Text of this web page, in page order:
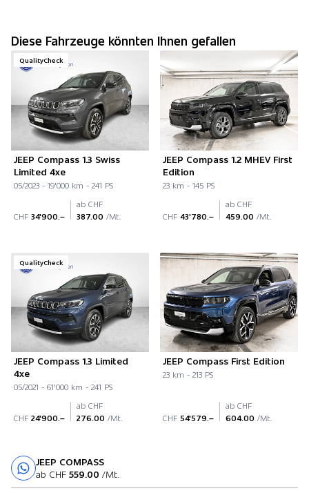
Diese Fahrzeuge könnten Ihnen gefallen
QualityCheck
JEEP Compass 1.3 Swiss
Limited 4xe
05/2023 - 19'000 km - 241 PS
CHF 34'900.–
ab CHF
387.00 /Mt.
JEEP Compass 1.2 MHEV First
Edition
23 km - 145 PS
CHF 43'780.–
ab CHF
459.00 /Mt.
QualityCheck
JEEP Compass 1.3 Limited
4xe
05/2021 - 61'000 km - 241 PS
CHF 24'900.–
ab CHF
276.00 /Mt.
JEEP Compass First Edition
23 km - 213 PS
CHF 54'579.–
ab CHF
604.00 /Mt.
JEEP COMPASS
ab CHF 559.00 /Mt.